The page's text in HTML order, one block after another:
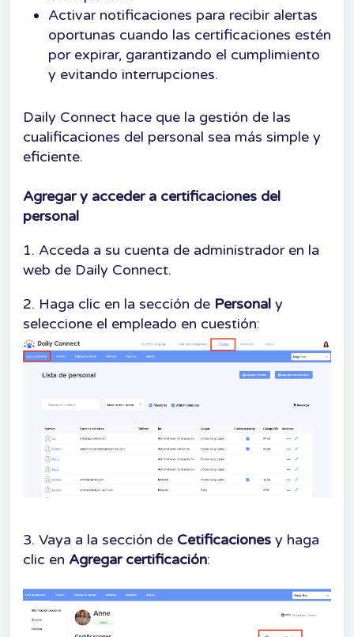
Activar notificaciones para recibir alertas
oportunas cuando las certificaciones estén
por expirar, garantizando el cumplimiento
y evitando interrupciones.
Daily Connect hace que la gestión de las
cualificaciones del personal sea más simple y
eficiente.
Agregar y acceder a certificaciones del
personal
1. Acceda a su cuenta de administrador en la
web de Daily Connect.
2. Haga clic en la sección de Personal y
seleccione el empleado en cuestión:
3. Vaya a la sección de Cetificaciones y haga
clic en Agregar certificación: